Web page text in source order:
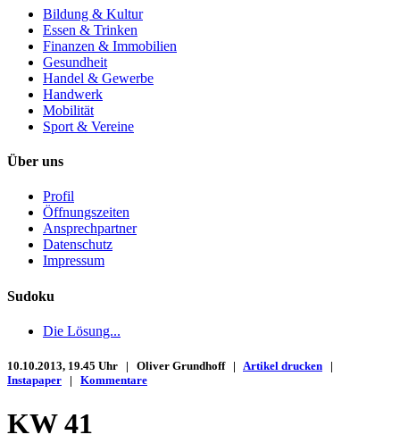
Bildung & Kultur
Essen & Trinken
Finanzen & Immobilien
Gesundheit
Handel & Gewerbe
Handwerk
Mobilität
Sport & Vereine
Über uns
Profil
Öffnungszeiten
Ansprechpartner
Datenschutz
Impressum
Sudoku
Die Lösung...
10.10.2013, 19.45 Uhr | Oliver Grundhoff | Artikel drucken |
Instapaper | Kommentare
KW 41